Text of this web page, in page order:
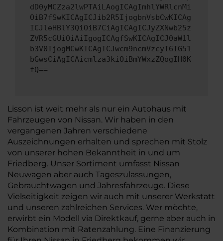
dD0yMCZza2lwPTAiLAogICAgImhlYWRlcnMi
OiB7fSwKICAgICJib2R5IjogbnVsbCwKICAg
ICJleHBlY3QiOiB7CiAgICAgICJyZXNwb25z
ZVR5cGUiOiAiIgogICAgfSwKICAgICJ0aW1l
b3V0IjogMCwKICAgICJwcm9ncmVzcyI6IG51
bGwsCiAgICAicmlza3kiOiBmYWxzZQogIH0K
fQ==
Lisson ist weit mehr als nur ein Autohaus mit
Fahrzeugen von Nissan. Wir haben in den
vergangenen Jahren verschiedene
Auszeichnungen erhalten und sprechen mit Stolz
von unserer hohen Bekanntheit in und um
Friedberg. Unser Sortiment umfasst Nissan
Neuwagen aber auch Tageszulassungen,
Gebrauchtwagen und Jahresfahrzeuge. Diese
Vielseitigkeit zeigen wir auch mit unserer Werkstatt
und unseren zahlreichen Services. Wer möchte,
erwirbt ein Modell via Direktkauf, gerne aber auch in
Kombination mit Ratenzahlung. Eine Finanzierung